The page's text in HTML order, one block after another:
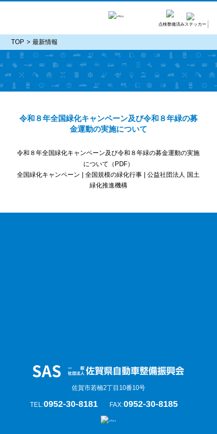
点検整備済みステッカー
TOP 最新情報
最新情報
令和８年全国緑化キャンペーン及び令和８年緑の募
金運動の実施について
令和８年全国緑化キャンペーン及び令和８年緑の募金運動の実施
について（PDF）
全国緑化キャンペーン | 全国規模の緑化行事 | 公益社団法人 国土
緑化推進機構
佐賀市若楠2丁目10番10号
TEL:0952-30-8181 FAX:0952-30-8185